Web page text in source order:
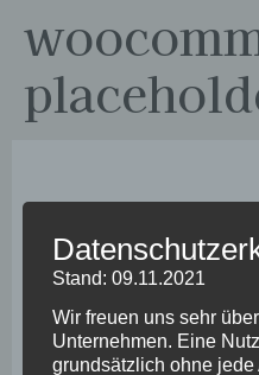
Stand: 09.11.2021
Wir freuen uns sehr
Unternehmen. Eine
grundsätzlich ohne jede